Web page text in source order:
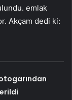
emlak
Akçam dedi ki: